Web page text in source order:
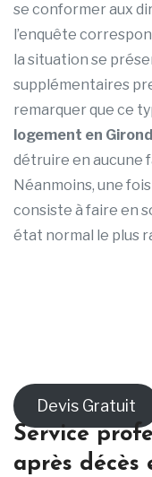
se conformer aux
l’enquête
la situation se
supplémentaires
remarquer que ce
logement en
détruire en aucune
Néanmoins, une
consiste à faire en
état normal le plus
Devis Gratuit
Service
après décès